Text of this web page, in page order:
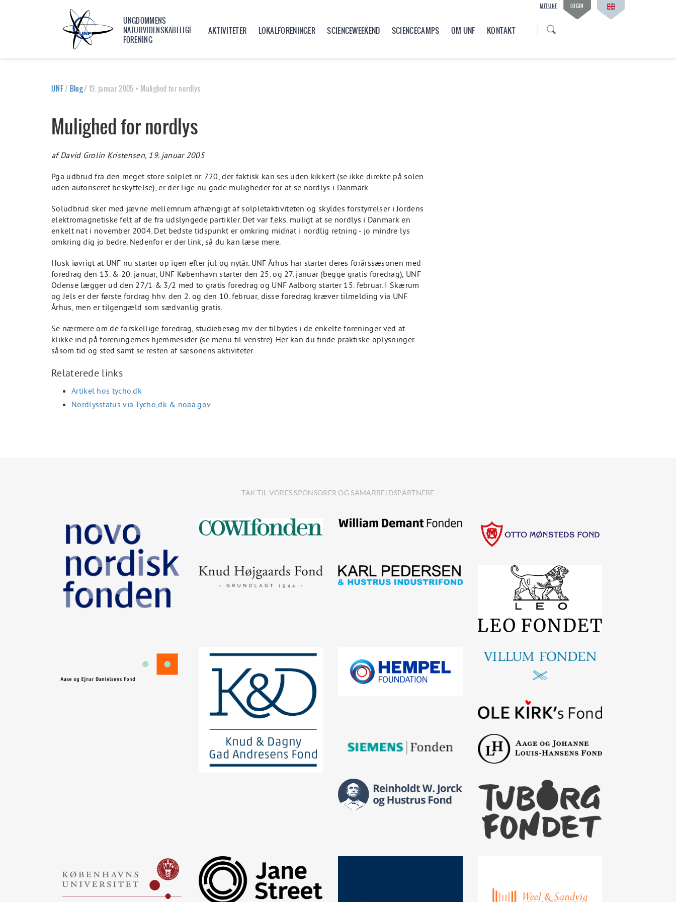
UNGDOMMENS
NATURVIDENSKABELIGE
FORENING
AKTIVITETER LOKALFORENINGER SCIENCEWEEKEND SCIENCECAMPS OM UNF KONTAKT
MIT UNF LOGIN
UNF/Blog/19. januar 2005 • Mulighed for nordlys
Mulighed for nordlys
af David Grolin Kristensen, 19. januar 2005
Pga udbrud fra den meget store solplet nr. 720, der faktisk kan ses uden kikkert (se ikke direkte på solen
uden autoriseret beskyttelse), er der lige nu gode muligheder for at se nordlys i Danmark.
Soludbrud sker med jævne mellemrum afhængigt af solpletaktiviteten og skyldes forstyrrelser i Jordens
elektromagnetiske felt af de fra udslyngede partikler. Det var f.eks. muligt at se nordlys i Danmark en
enkelt nat i november 2004. Det bedste tidspunkt er omkring midnat i nordlig retning - jo mindre lys
omkring dig jo bedre. Nedenfor er der link, så du kan læse mere.
Husk iøvrigt at UNF nu starter op igen efter jul og nytår. UNF Århus har starter deres forårssæsonen med
foredrag den 13. & 20. januar, UNF København starter den 25. og 27. januar (begge gratis foredrag), UNF
Odense lægger ud den 27/1 & 3/2 med to gratis foredrag og UNF Aalborg starter 15. februar. I Skærum
og Jels er der første fordrag hhv. den 2. og den 10. februar, disse foredrag kræver tilmelding via UNF
Århus, men er tilgengæld som sædvanlig gratis.
Se nærmere om de forskellige foredrag, studiebesøg mv. der tilbydes i de enkelte foreninger ved at
klikke ind på foreningernes hjemmesider (se menu til venstre). Her kan du finde praktiske oplysninger
såsom tid og sted samt se resten af sæsonens aktiviteter.
Relaterede links
Artikel hos tycho.dk
Nordlysstatus via Tycho,dk & noaa.gov
TAK TIL VORES SPONSORER OG SAMARBEJDSPARTNERE